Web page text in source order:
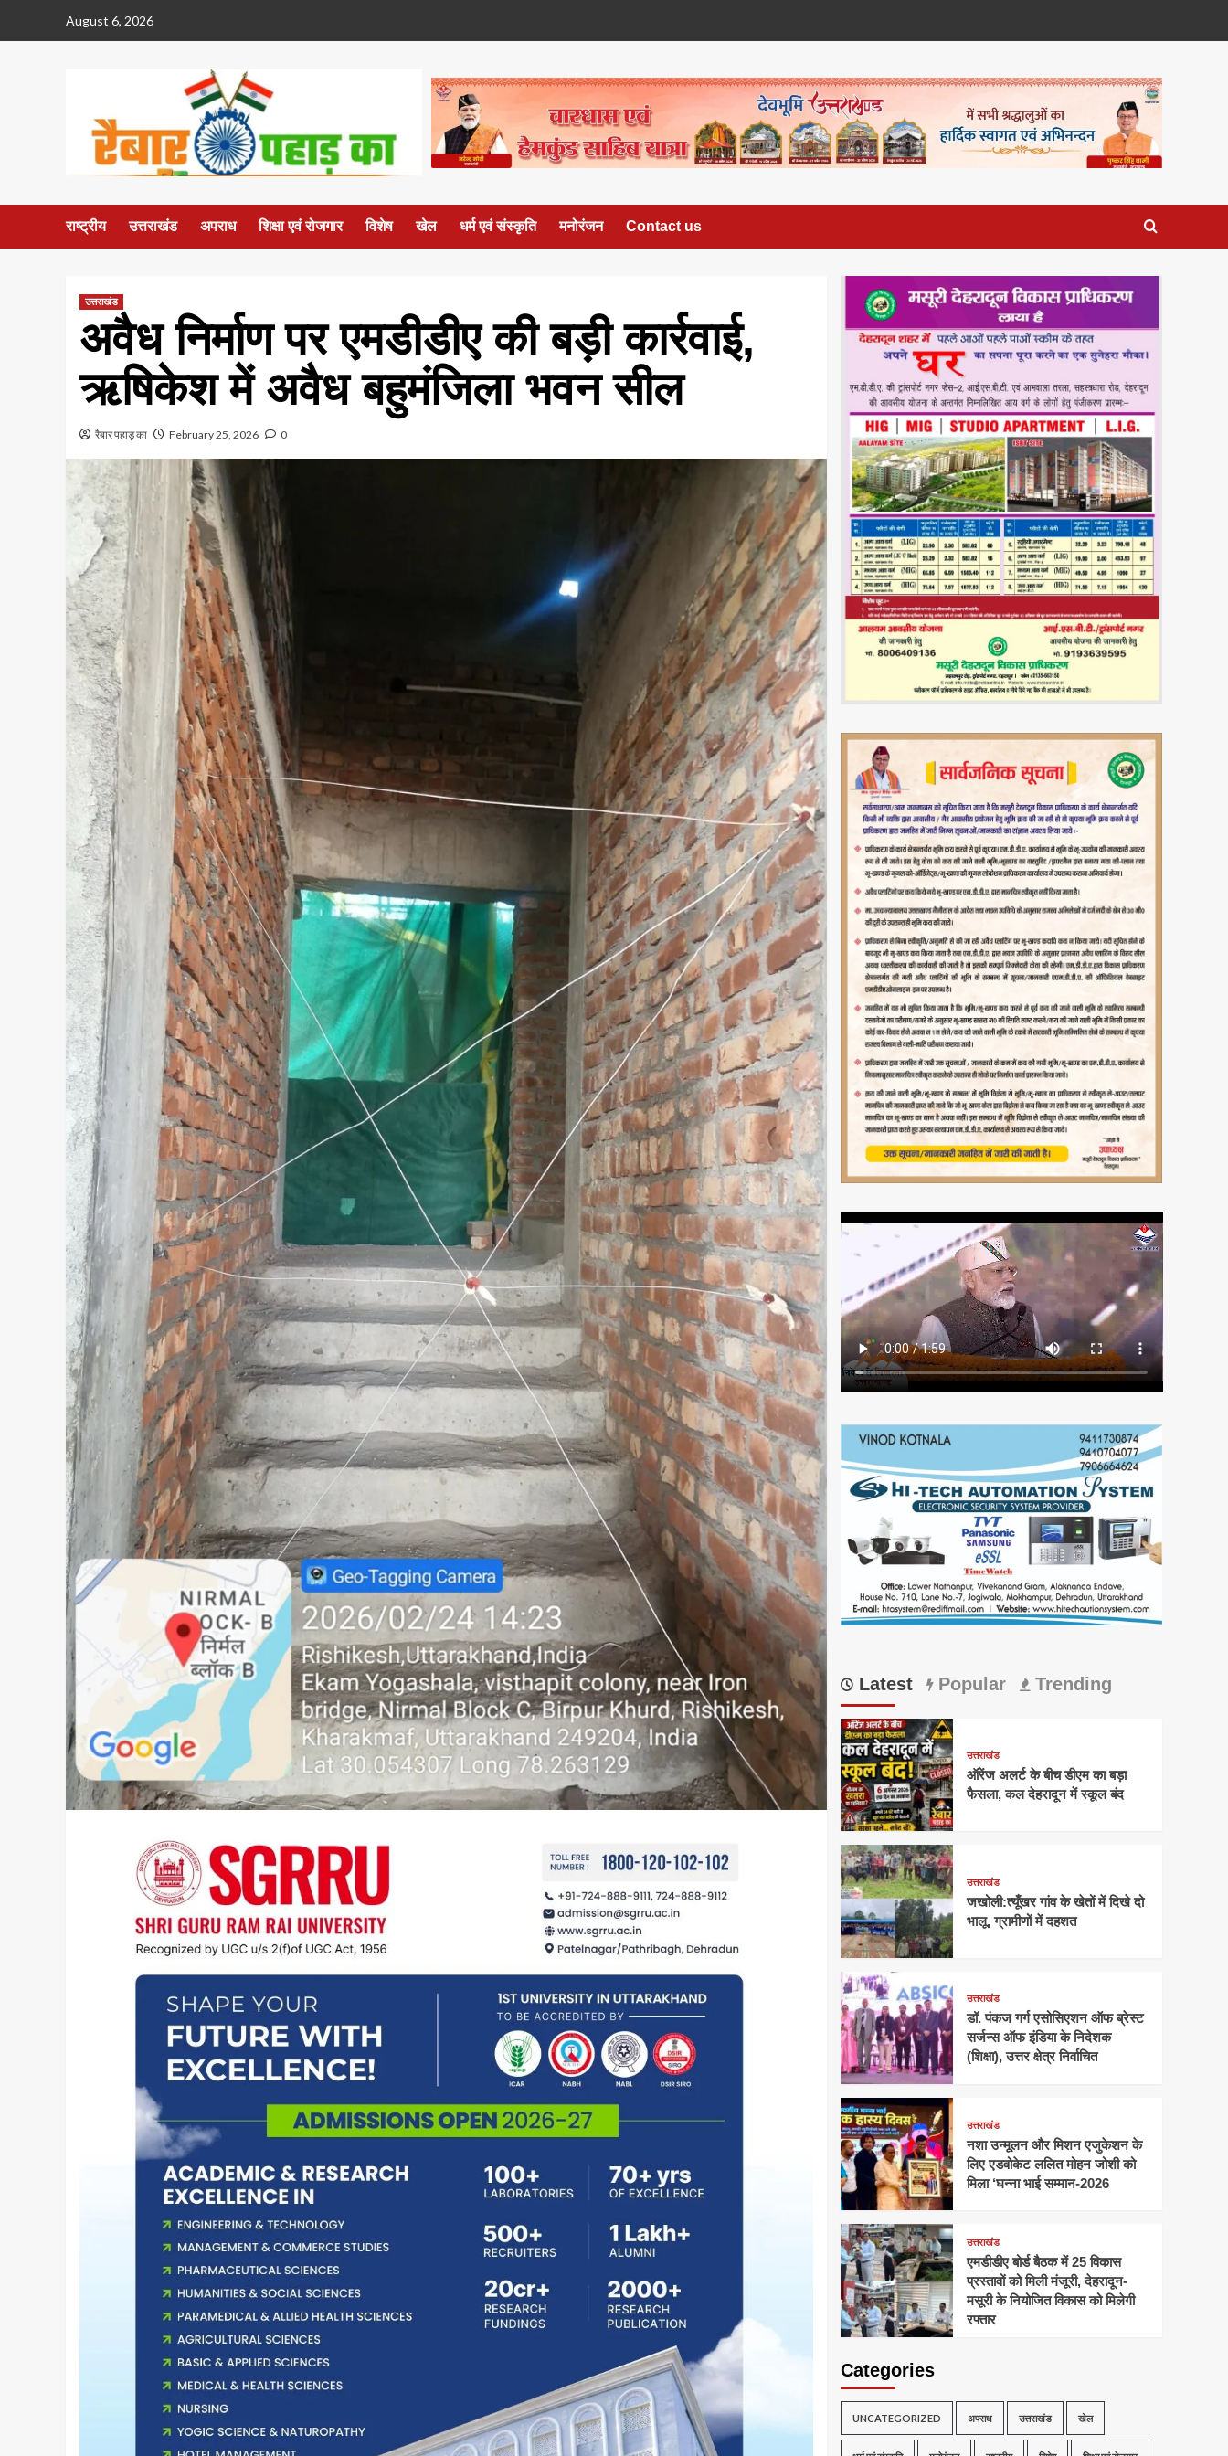
August 6, 2026
राष्ट्रीय उत्तराखंड अपराध शिक्षा एवं रोजगार विशेष खेल धर्म एवं संस्कृति मनोरंजन Contact us
उत्तराखंड
अवैध निर्माण पर एमडीडीए की बड़ी कार्रवाई,
ऋषिकेश में अवैध बहुमंजिला भवन सील
रैबार पहाड़ का February 25, 2026 0
Latest Popular Trending
उत्तराखंड
ऑरेंज अलर्ट के बीच डीएम का बड़ा
फैसला, कल देहरादून में स्कूल बंद
उत्तराखंड
जखोली:त्यूँखर गांव के खेतों में दिखे दो
भालू, ग्रामीणों में दहशत
उत्तराखंड
डॉ. पंकज गर्ग एसोसिएशन ऑफ ब्रेस्ट
सर्जन्स ऑफ इंडिया के निदेशक
(शिक्षा), उत्तर क्षेत्र निर्वाचित
उत्तराखंड
नशा उन्मूलन और मिशन एजुकेशन के
लिए एडवोकेट ललित मोहन जोशी को
मिला ‘घन्ना भाई सम्मान-2026
उत्तराखंड
एमडीडीए बोर्ड बैठक में 25 विकास
प्रस्तावों को मिली मंजूरी, देहरादून-
मसूरी के नियोजित विकास को मिलेगी
रफ्तार
Categories
UNCATEGORIZED अपराध उत्तराखंड खेल